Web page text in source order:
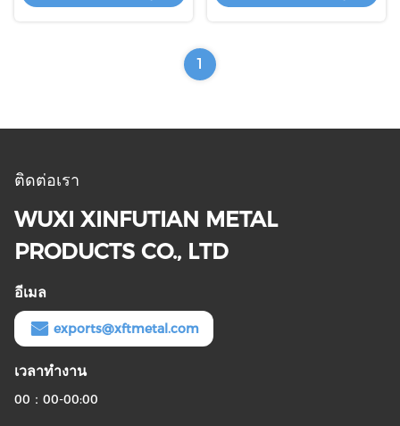
1
ติดต่อเรา
WUXI XINFUTIAN METAL
PRODUCTS CO., LTD
อีเมล
exports@xftmetal.com
เวลาทํางาน
00：00-00:00